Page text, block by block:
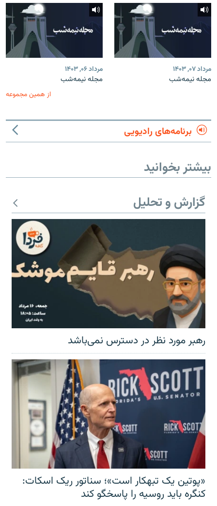
مرداد ۰۷, ۱۴۰۳
مجله نیمه‌شب
مرداد ۰۶, ۱۴۰۳
مجله نیمه‌شب
از همین مجموعه
برنامه‌های رادیویی
بیشتر بخوانید
گزارش و تحلیل
رهبر مورد نظر در دسترس نمی‌باشد
«پوتین یک تبهکار است»؛ سناتور ریک اسکات:
کنگره باید روسیه را پاسخگو کند